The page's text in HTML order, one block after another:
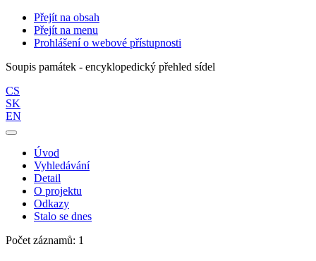
Přejít na obsah
Přejít na menu
Prohlášení o webové přístupnosti
Soupis památek - encyklopedický přehled sídel
CS
SK
EN
Úvod
Vyhledávání
Detail
O projektu
Odkazy
Stalo se dnes
Počet záznamů: 1